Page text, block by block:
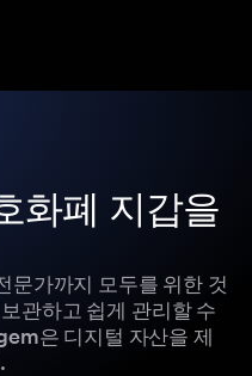
화폐 지갑을
문가까지 모두를 위한 것
관하고 쉽게 관리할 수
은 디지털 자산을 제